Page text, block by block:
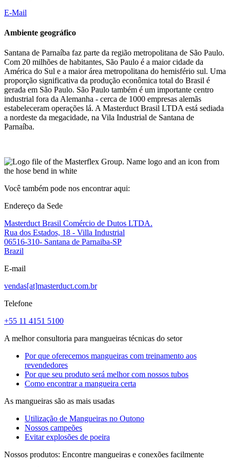
E-Mail
Ambiente geográfico
Santana de Parnaíba faz parte da região metropolitana de São Paulo.
Com 20 milhões de habitantes, São Paulo é a maior cidade da
América do Sul e a maior área metropolitana do hemisfério sul. Uma
proporção significativa da produção econômica total do Brasil é
gerada em São Paulo. São Paulo também é um importante centro
industrial fora da Alemanha - cerca de 1000 empresas alemãs
estabeleceram operações lá. A Masterduct Brasil LTDA está sediada
a nordeste da megacidade, na Vila Industrial de Santana de
Parnaíba.
Você também pode nos encontrar aqui:
Endereço da Sede
Masterduct Brasil Comércio de Dutos LTDA.
Rua dos Estados, 18 - Villa Industrial
06516-310- Santana de Parnaiba-SP
Brazil
E-mail
vendas[at]masterduct.com.br
Telefone
+55 11 4151 5100
A melhor consultoria para mangueiras técnicas do setor
Por que oferecemos mangueiras com treinamento aos
revendedores
Por que seu produto será melhor com nossos tubos
Como encontrar a mangueira certa
As mangueiras são as mais usadas
Utilização de Mangueiras no Outono
Nossos campeões
Evitar explosões de poeira
Nossos produtos: Encontre mangueiras e conexões facilmente